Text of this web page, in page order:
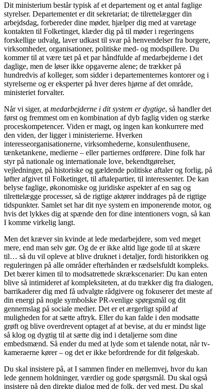
Dit ministerium består typisk af et departement og et antal faglige
styrelser. Departementet er dit sekretariat; de tilrettelægger din
arbejdsdag, forbereder dine møder, hjælper dig med at varetage
kontakten til Folketinget, klæder dig på til møder i regeringens
forskellige udvalg, laver udkast til svar på henvendelser fra borgere,
virksomheder, organisationer, politiske med- og modspillere. Du
kommer til at være tæt på et par håndfulde af medarbejderne i det
daglige, men de løser ikke opgaverne alene; de trækker på
hundredvis af kolleger, som sidder i departementernes kontorer og i
styrelserne og er eksperter på hver deres hjørne af det område,
ministeriet forvalter.
Når vi siger, at medarbejderne i dit system er dygtige, så handler det
først og fremmest om en kombination af dyb faglig viden og stærke
proceskompetencer. Viden er magt, og ingen kan konkurrere med
den viden, der ligger i ministerierne. Hverken
interesseorganisationerne, virksomhederne, konsulenthusene,
tænketankene, medierne – eller partiernes ordførere. Dine folk har
styr på nationale og internationale love, bekendtgørelser,
vejledninger, på historiske og gældende politiske aftaler og forlig, på
løfter afgivet til Folketinget, til aftalepartier, til interessenter. De kan
belyse faglige, økonomiske og juridiske aspekter af en sag og
tilrettelægge processer, så de rigtige aktører inddrages på de rigtige
tidspunkter. Samlet set har dit nye system en imponerende motor, og
hvis det lykkes dig at spænde den for dine intentioners vogn, så kan
I komme virkelig langt.
Men det kræver sin kvinde at lede medarbejdere, som ved meget
mere, end man selv gør. Og de er ikke altid lige gode til at skære
til… så du vil opleve at blive druknet i detaljer, fordi historikken og
reguleringen på alle områder efterhånden er rædselsfuldt kompleks.
Det bærer kimen til to modsatrettede skrækscenarier: Du kan enten
blive så intimideret af kompleksiteten, at du trækker dig fra dialogen,
barrikaderer dig med få udvalgte rådgivere og fokuserer det meste af
din energi på nogle symbolske PR-venlige spørgsmål og dit
gennemslag på sociale medier. Det er et ærgerligt spild af
muligheden for at sætte aftryk. Eller du kan falde i den modsatte
grøft og blive overdrevent optaget af at bevise, at du er mindst lige
så klog og dygtig til at sætte dig ind i detaljerne som dine
embedsmænd. Så ender du med at lyde som et talende notat, når tv-
kameraerne kører – og det er ikke befordrende for dit følgeskab.
Du skal insistere på, at I sammen finder en mellemvej, hvor du kan
lede gennem holdninger, værdier og gode spørgsmål. Du skal også
insistere på den direkte dialog med de folk, der ved mest. Du skal